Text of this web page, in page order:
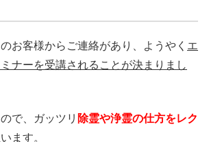
お客様からご連絡があり、ようやく エ
ナーを受講されることが決まりまし
で、ガッツリ 除霊や浄霊の仕方をレク
ます。